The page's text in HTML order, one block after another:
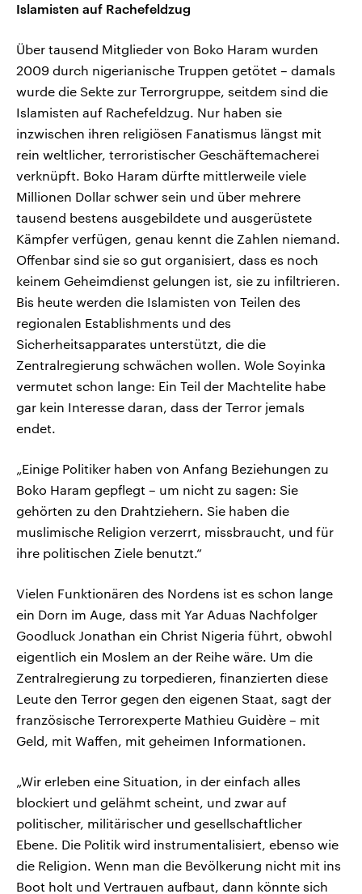
Islamisten auf Rachefeldzug
Über tausend Mitglieder von Boko Haram wurden
2009 durch nigerianische Truppen getötet – damals
wurde die Sekte zur Terrorgruppe, seitdem sind die
Islamisten auf Rachefeldzug. Nur haben sie
inzwischen ihren religiösen Fanatismus längst mit
rein weltlicher, terroristischer Geschäftemacherei
verknüpft. Boko Haram dürfte mittlerweile viele
Millionen Dollar schwer sein und über mehrere
tausend bestens ausgebildete und ausgerüstete
Kämpfer verfügen, genau kennt die Zahlen niemand.
Offenbar sind sie so gut organisiert, dass es noch
keinem Geheimdienst gelungen ist, sie zu infiltrieren.
Bis heute werden die Islamisten von Teilen des
regionalen Establishments und des
Sicherheitsapparates unterstützt, die die
Zentralregierung schwächen wollen. Wole Soyinka
vermutet schon lange: Ein Teil der Machtelite habe
gar kein Interesse daran, dass der Terror jemals
endet.
„Einige Politiker haben von Anfang Beziehungen zu
Boko Haram gepflegt – um nicht zu sagen: Sie
gehörten zu den Drahtziehern. Sie haben die
muslimische Religion verzerrt, missbraucht, und für
ihre politischen Ziele benutzt.“
Vielen Funktionären des Nordens ist es schon lange
ein Dorn im Auge, dass mit Yar Aduas Nachfolger
Goodluck Jonathan ein Christ Nigeria führt, obwohl
eigentlich ein Moslem an der Reihe wäre. Um die
Zentralregierung zu torpedieren, finanzierten diese
Leute den Terror gegen den eigenen Staat, sagt der
französische Terrorexperte Mathieu Guidère – mit
Geld, mit Waffen, mit geheimen Informationen.
„Wir erleben eine Situation, in der einfach alles
blockiert und gelähmt scheint, und zwar auf
politischer, militärischer und gesellschaftlicher
Ebene. Die Politik wird instrumentalisiert, ebenso wie
die Religion. Wenn man die Bevölkerung nicht mit ins
Boot holt und Vertrauen aufbaut, dann könnte sich